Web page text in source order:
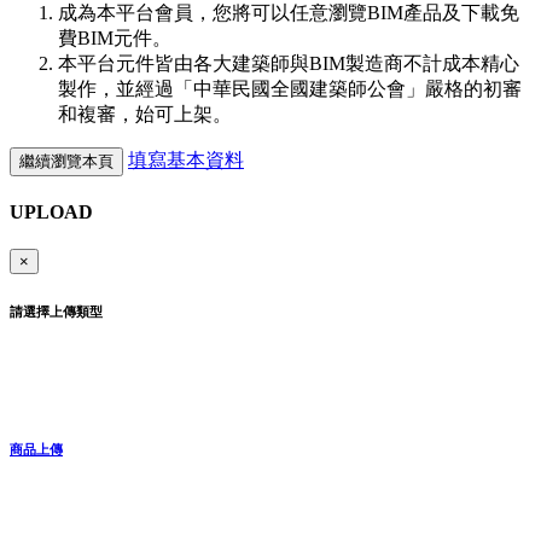
成為本平台會員，您將可以任意瀏覽BIM產品及下載免
費BIM元件。
本平台元件皆由各大建築師與BIM製造商不計成本精心
製作，並經過「中華民國全國建築師公會」嚴格的初審
和複審，始可上架。
繼續瀏覽本頁 填寫基本資料
UPLOAD
×
請選擇上傳類型
商品上傳